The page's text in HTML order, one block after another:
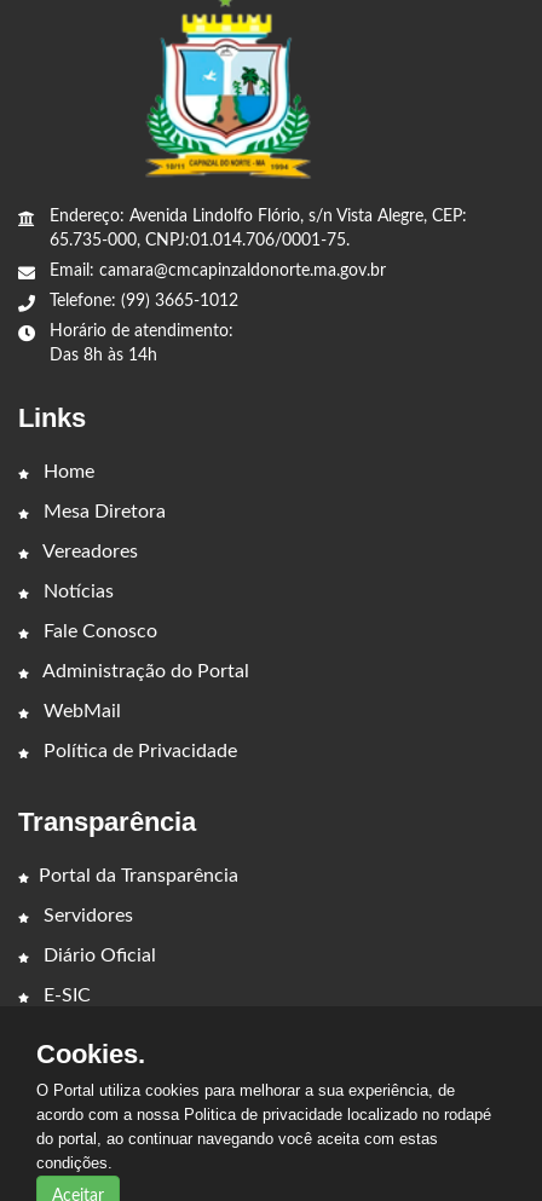
Endereço: Avenida Lindolfo Flório, s/n Vista Alegre, CEP:
65.735-000, CNPJ:01.014.706/0001-75.
Email: camara@cmcapinzaldonorte.ma.gov.br
Telefone: (99) 3665-1012
Horário de atendimento:
Das 8h às 14h
Links
Home
Mesa Diretora
Vereadores
Notícias
Fale Conosco
Administração do Portal
WebMail
Política de Privacidade
Transparência
Portal da Transparência
Servidores
Diário Oficial
E-SIC
Cookies.
O Portal utiliza cookies para melhorar a sua experiência, de
acordo com a nossa Politica de privacidade localizado no rodapé
do portal, ao continuar navegando você aceita com estas
condições.
Aceitar
2026 - CÂMARA MUNICIPAL DE CAPINZAL DO NORTE. Todos os
direitos reservados.